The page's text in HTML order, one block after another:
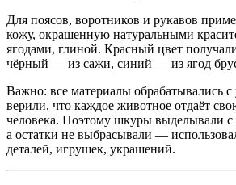
Для поясов, воротников и рукавов
кожу, окрашенную натуральными
ягодами, глиной. Красный цвет
чёрный — из сажи, синий — из ягод
Важно: все материалы обрабатывались
верили, что каждое животное отдаёт
человека. Поэтому шкуры выделывали
а остатки не выбрасывали —
деталей, игрушек, украшений.